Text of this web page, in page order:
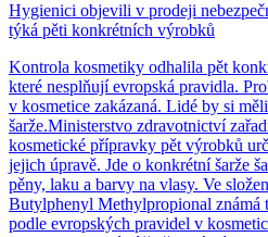
Hygienici objevili v prodeji
týká pěti konkrétních výrobků
Kontrola kosmetiky odhalila pět
které nesplňují evropská pravidla.
v kosmetice zakázaná. Lidé by si
šarže.Ministerstvo zdravotnictví
kosmetické přípravky pět výrobků
jejich úpravě. Jde o konkrétní šarže
pěny, laku a barvy na vlasy. Ve
Butylphenyl Methylpropional známá
podle evropských pravidel v